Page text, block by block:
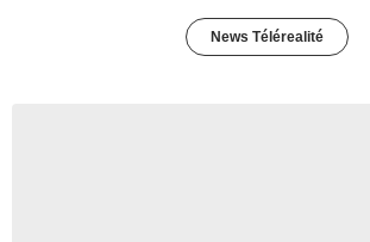
News Télérealité